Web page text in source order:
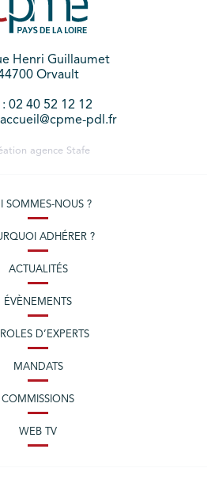
Henri Guillaumet
Orvault
: 02 40 52 12 12
accueil@cpme-pdl.fr
agence Stafe
SOMMES-NOUS ?
ADHÉRER ?
ACTUALITÉS
ÉVÈNEMENTS
D’EXPERTS
MANDATS
COMMISSIONS
WEB TV